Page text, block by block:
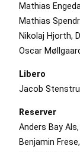
Mathias
Mathias
Nikolaj Hjorth,
Oscar
Libero
Jacob
Reserver
Anders Bay
Benjamin